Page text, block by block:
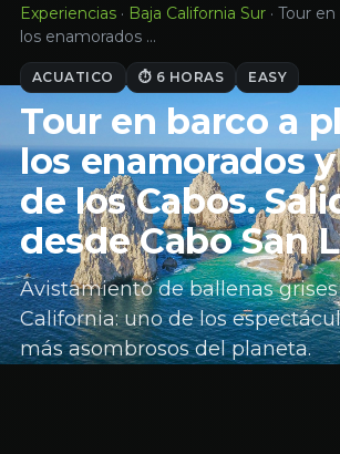
Experiencias · Baja California Sur · Tour en
los enamorados …
ACUATICO ⏱ 6 HORAS EASY
Tour en barco a
los enamorados
de los Cabos.
desde Cabo San
Avistamiento de ballenas
California: uno de los
más asombrosos del planeta.